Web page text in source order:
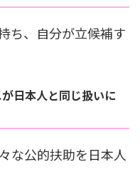
ち、自分が立候補す
日本人と同じ扱いに
な公的扶助を日本人